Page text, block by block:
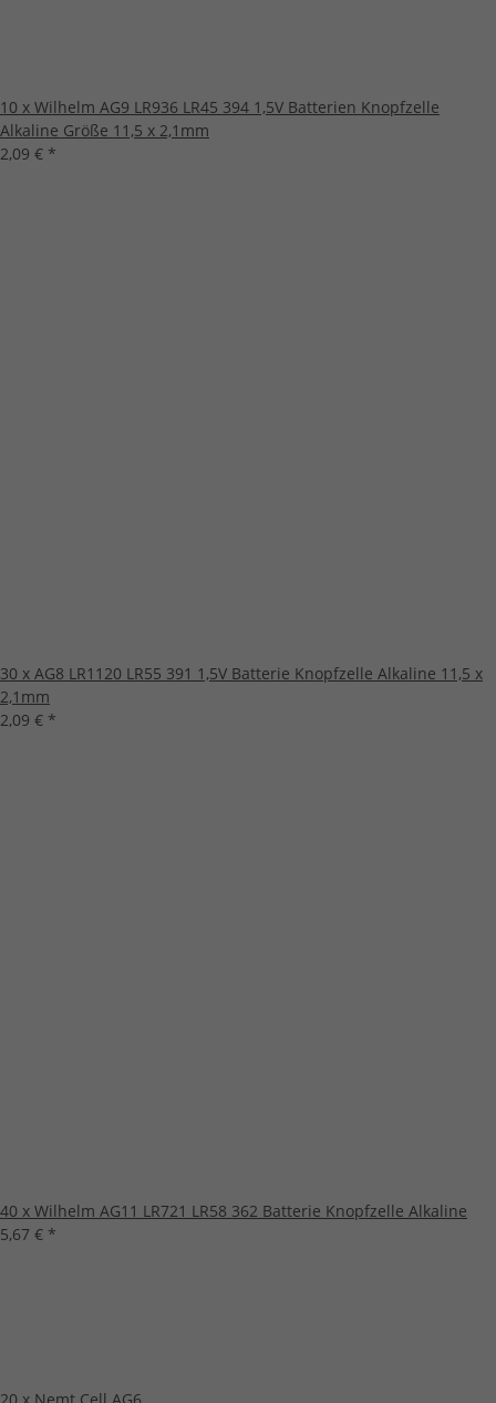
10 x Wilhelm AG9 LR936 LR45 394 1,5V Batterien Knopfzelle
Alkaline Größe 11,5 x 2,1mm
2,09 € *
30 x AG8 LR1120 LR55 391 1,5V Batterie Knopfzelle Alkaline 11,5 x
2,1mm
2,09 € *
40 x Wilhelm AG11 LR721 LR58 362 Batterie Knopfzelle Alkaline
5,67 € *